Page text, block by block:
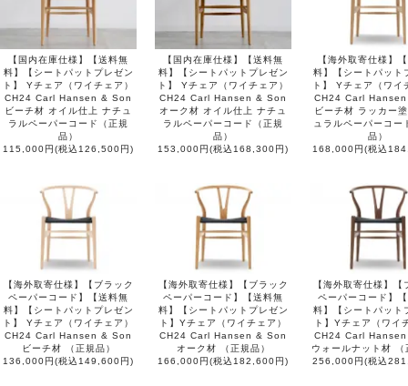
【国内在庫仕様】【送料無
料】【シートパットプレゼン
ト】 Yチェア（ワイチェア）
CH24 Carl Hansen & Son
ビーチ材 オイル仕上 ナチュ
ラルペーパーコード（正規
品）
115,000円(税込126,500円)
【国内在庫仕様】【送料無
料】【シートパットプレゼン
ト】 Yチェア（ワイチェア）
CH24 Carl Hansen & Son
オーク材 オイル仕上 ナチュ
ラルペーパーコード（正規
品）
153,000円(税込168,300円)
【海外取寄仕様】
料】【シートパット
ト】 Yチェア（ワイ
CH24 Carl
ビーチ材 ラッカー
ュラルペーパーコー
品）
168,000円(税込
【海外取寄仕様】【ブラック
ペーパーコード】【送料無
料】【シートパットプレゼン
ト】 Yチェア（ワイチェア）
CH24 Carl Hansen & Son
ビーチ材 （正規品）
136,000円(税込149,600円)
【海外取寄仕様】【ブラック
ペーパーコード】【送料無
料】【シートパットプレゼン
ト】Yチェア（ワイチェア）
CH24 Carl Hansen & Son
オーク材 （正規品）
166,000円(税込182,600円)
【海外取寄仕様】【
ペーパーコード】
料】【シートパット
ト】Yチェア（ワイ
CH24 Carl
ウォールナット材 （
256,000円(税込